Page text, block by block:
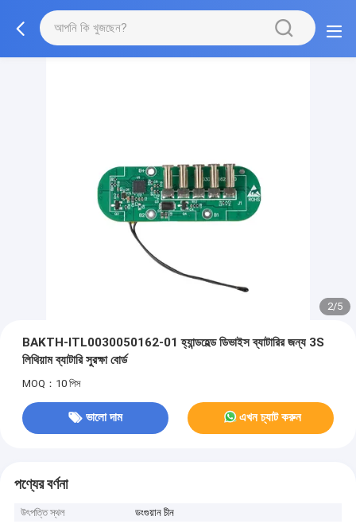
2/5
BAKTH-ITL0030050162-01 হ্যান্ডহেল্ড ডিভাইস ব্যাটারির জন্য 3S
লিথিয়াম ব্যাটারি সুরক্ষা বোর্ড
MOQ：10 পিস
ভালো দাম এখন চ্যাট করুন
পণ্যের বর্ণনা
উৎপত্তি স্থল
ডংগুয়ান চীন